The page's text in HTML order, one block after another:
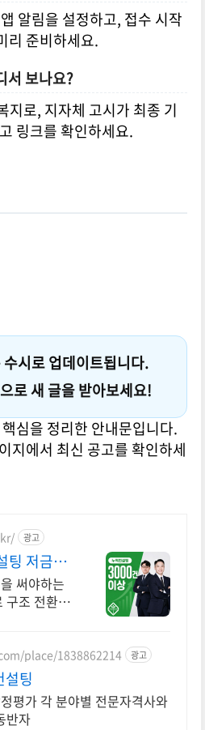
알림을 설정하고, 접수 시작
리 준비하세요.
서 보나요?
지로, 지자체 고시가 최종 기
링크를 확인하세요.
시로 업데이트됩니다.
로 새 글을 받아보세요!
심을 정리한 안내문입니다.
지에서 최신 공고를 확인하세
광고
팅 저금리
써야하는
조 전환 도
place/1838862214 광고
설팅
평가 각 분야별 전문자격사와
반자